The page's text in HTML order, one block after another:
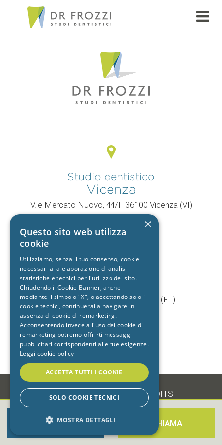
Studio dentistico
Vicenza
V.le Mercato Nuovo, 44/F 36100 Vicenza (VI)
T.0444 960057
+39 392 9402704
Studio dentistico
Cento
Via Baruffaldi, 5/1 44042 Cento (FE)
T.051 903603
+39 333 7722725
•PRIVACY•COOKIE CREDITS
PRENOTA ORA CHIAMA
×
Questo sito web utilizza
cookie
Utilizziamo, senza il tuo consenso, cookie
necessari alla elaborazione di analisi
statistiche e tecnici per l'utilizzo del sito.
Chiudendo il Cookie Banner, anche
mediante il simbolo "X", o accettando solo i
cookie tecnici, continuerai a navigare in
assenza di cookie di remarketing.
Acconsentendo invece all'uso dei cookie di
remarketing potremo offrirti messaggi
pubblicitari corrispondenti alle tue esigenze.
Leggi cookie policy
ACCETTA TUTTI I COOKIE
SOLO COOKIE TECNICI
MOSTRA DETTAGLI
STRETTAMENTE NECESSARI